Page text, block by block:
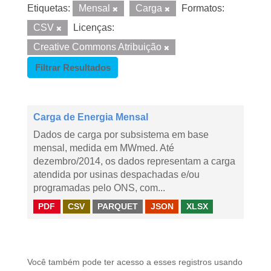
Etiquetas: Mensal Carga
Formatos:
CSV
Licenças:
Creative Commons Atribuição
Filtrar Resultados
Carga de Energia Mensal
Dados de carga por subsistema em base
mensal, medida em MWmed. Até
dezembro/2014, os dados representam a carga
atendida por usinas despachadas e/ou
programadas pelo ONS, com...
PDF CSV PARQUET JSON XLSX
Você também pode ter acesso a esses registros usando